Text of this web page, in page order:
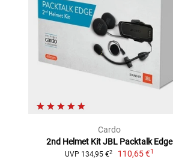
Cardo
2nd Helmet Kit JBL Packtalk Edge
UVP 134,95 €2 110,65 €1